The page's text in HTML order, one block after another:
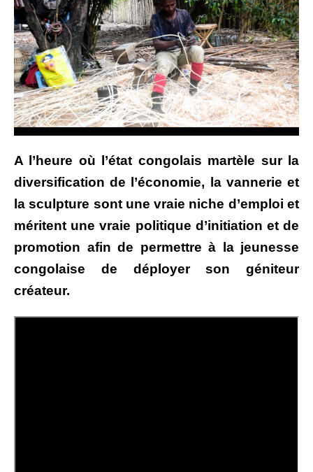
A l’heure où l’état congolais martèle sur la
diversification de l’économie, la vannerie et
la sculpture sont une vraie niche d’emploi et
méritent une vraie politique d’initiation et de
promotion afin de permettre à la jeunesse
congolaise de déployer son géniteur
créateur.